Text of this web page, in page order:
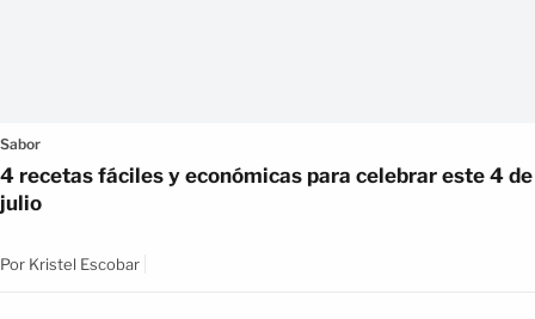
Sabor
4 recetas fáciles y económicas para celebrar este 4 de
julio
Por Kristel Escobar